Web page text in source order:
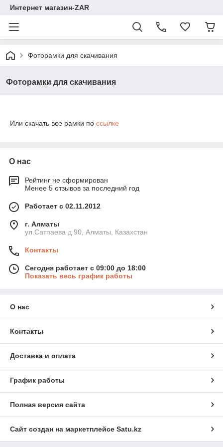
Интернет магазин-ZAR
Фоторамки для скачивания
Фоторамки для скачивания
Или скачать все рамки по ссылке
О нас
Рейтинг не сформирован
Менее 5 отзывов за последний год
Работает с 02.11.2012
г. Алматы
ул.Сатпаева д 90, Алматы, Казахстан
Контакты
Сегодня работает с 09:00 до 18:00
Показать весь график работы
О нас
Контакты
Доставка и оплата
График работы
Полная версия сайта
Сайт создан на маркетплейсе Satu.kz